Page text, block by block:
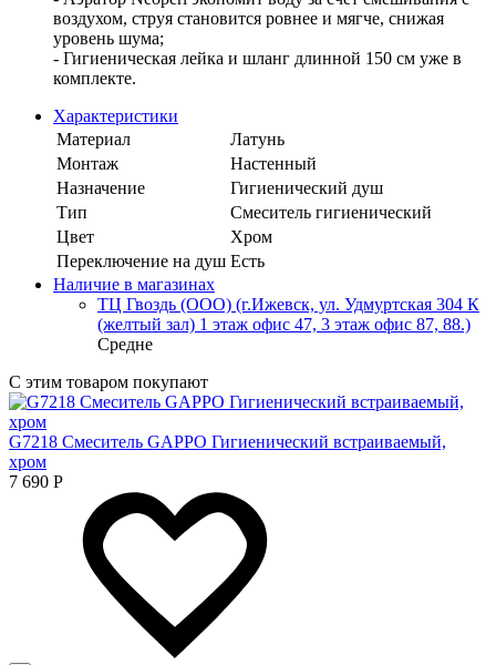
воздухом, струя становится ровнее и мягче, снижая
уровень шума;
- Гигиеническая лейка и шланг длинной 150 см уже в
комплекте.
Характеристики
Материал
Латунь
Монтаж
Настенный
Назначение
Гигиенический душ
Тип
Смеситель гигиенический
Цвет
Хром
Переключение на душ Есть
Наличие в магазинах
ТЦ Гвоздь (ООО) (г.Ижевск, ул. Удмуртская 304 К
(желтый зал) 1 этаж офис 47, 3 этаж офис 87, 88.)
Средне
С этим товаром покупают
G7218 Смеситель GAPPO Гигиенический встраиваемый,
хром
7 690 Р